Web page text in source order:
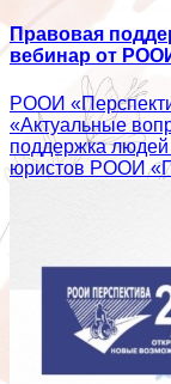
Правовая
вебинар от
РООИ
«Актуальные
поддержка людей
юристов РООИ